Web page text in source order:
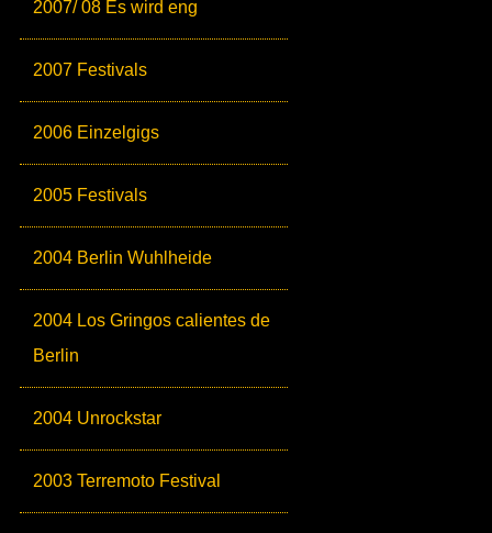
2007/ 08 Es wird eng
2007 Festivals
2006 Einzelgigs
2005 Festivals
2004 Berlin Wuhlheide
2004 Los Gringos calientes de
Berlin
2004 Unrockstar
2003 Terremoto Festival